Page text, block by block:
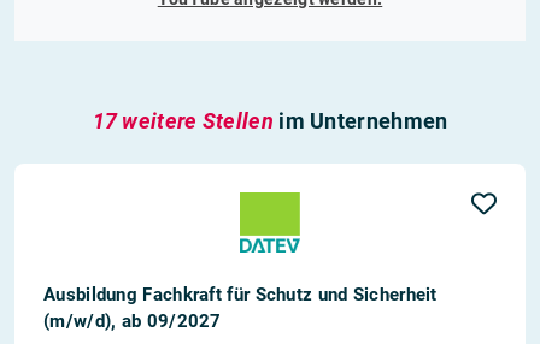
17 weitere Stellen im Unternehmen
Ausbildung Fachkraft für Schutz und Sicherheit
(m/w/d), ab 09/2027